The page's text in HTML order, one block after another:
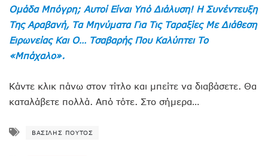
Ομάδα Μπόγρη; Αυτοί Είναι Υπό Διάλυση! Η Συνέντευξη
Της Αραβανή, Τα Μηνύματα Για Τις Ταραξίες Με Διάθεση
Ειρωνείας Και Ο… Τσαβαρής Που Καλύπτει Το
«Μπάχαλο».
Κάντε κλικ πάνω στον τίτλο και μπείτε να διαβάσετε. Θα
καταλάβετε πολλά. Από τότε. Στο σήμερα…
ΒΑΣΊΛΗΣ ΠΟΎΤΟΣ